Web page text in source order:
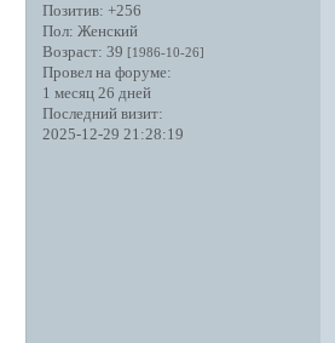
Позитив: +256
Пол: Женский
Возраст: 39 [1986-10-26]
Провел на форуме:
1 месяц 26 дней
Последний визит:
2025-12-29 21:28:19